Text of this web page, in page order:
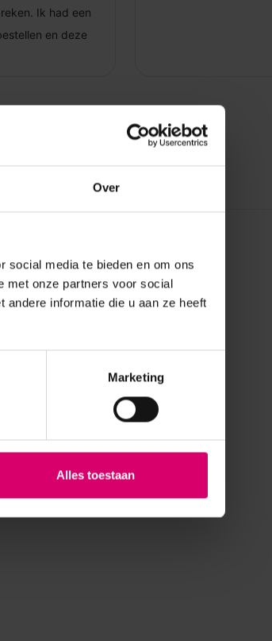
Over
social media te bieden en om ons
met onze partners voor social
andere informatie die u aan ze heeft
Marketing
Alles toestaan